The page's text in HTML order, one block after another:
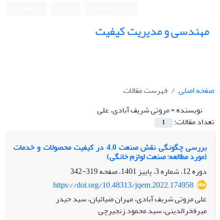
مهندسی و مدیریت کیفیت
صفحه اصلی
فهرست مقالات
نویسنده =مروتی شریف آبادی، علی
تعداد مقالات:
1
بررسی چگونگی نقش صنعت 4.0 در کیفیت محصولات و خدمات
(مورد مطالعه: صنعت لوازم خانگی)
دوره 12، شماره 3، پاییز 1401، صفحه
319-342
https://doi.org/10.48313/jqem.2022.174958
علی مروتی شریف آبادی، مهران ضیائیان، سید حیدر
میرفخرالدینی، سید محمود زنجیرچی